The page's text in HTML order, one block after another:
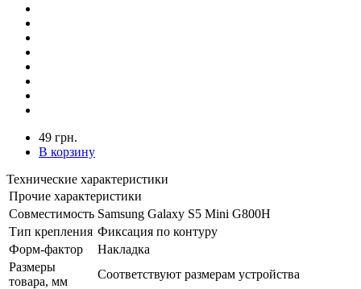
49 грн.
В корзину
Технические характеристики
Прочие характеристики
Совместимость Samsung Galaxy S5 Mini G800H
Тип крепления Фиксация по контуру
Форм-фактор
Накладка
Размеры
товара, мм
Соответствуют размерам устройства